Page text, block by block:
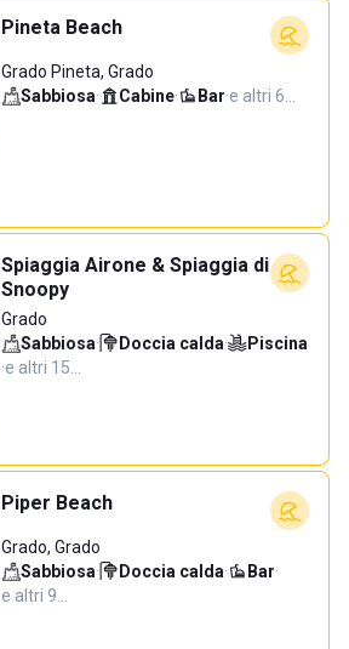
Pineta Beach
Grado Pineta, Grado
Sabbiosa· Cabine· Bar·e altri 6…
Spiaggia Airone & Spiaggia di
Snoopy
Grado
Sabbiosa· Doccia calda·
Piscina
·e altri 15…
Piper Beach
Grado, Grado
Sabbiosa· Doccia calda· Bar·
e altri 9…